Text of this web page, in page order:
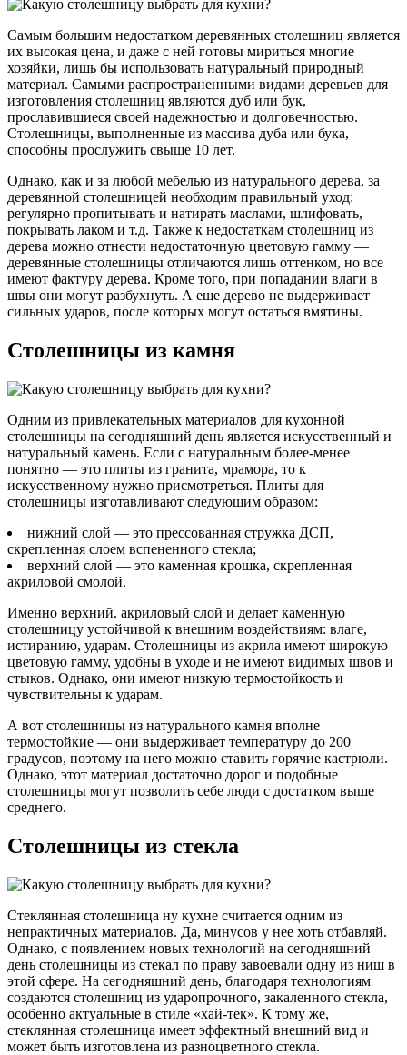
Самым большим недостатком деревянных столешниц является
их высокая цена, и даже с ней готовы мириться многие
хозяйки, лишь бы использовать натуральный природный
материал. Самыми распространенными видами деревьев для
изготовления столешниц являются дуб или бук,
прославившиеся своей надежностью и долговечностью.
Столешницы, выполненные из массива дуба или бука,
способны прослужить свыше 10 лет.
Однако, как и за любой мебелью из натурального дерева, за
деревянной столешницей необходим правильный уход:
регулярно пропитывать и натирать маслами, шлифовать,
покрывать лаком и т.д. Также к недостаткам столешниц из
дерева можно отнести недостаточную цветовую гамму —
деревянные столешницы отличаются лишь оттенком, но все
имеют фактуру дерева. Кроме того, при попадании влаги в
швы они могут разбухнуть. А еще дерево не выдерживает
сильных ударов, после которых могут остаться вмятины.
Столешницы из камня
Одним из привлекательных материалов для кухонной
столешницы на сегодняшний день является искусственный и
натуральный камень. Если с натуральным более-менее
понятно — это плиты из гранита, мрамора, то к
искусственному нужно присмотреться. Плиты для
столешницы изготавливают следующим образом:
нижний слой — это прессованная стружка ДСП,
скрепленная слоем вспененного стекла;
верхний слой — это каменная крошка, скрепленная
акриловой смолой.
Именно верхний. акриловый слой и делает каменную
столешницу устойчивой к внешним воздействиям: влаге,
истиранию, ударам. Столешницы из акрила имеют широкую
цветовую гамму, удобны в уходе и не имеют видимых швов и
стыков. Однако, они имеют низкую термостойкость и
чувствительны к ударам.
А вот столешницы из натурального камня вполне
термостойкие — они выдерживает температуру до 200
градусов, поэтому на него можно ставить горячие кастрюли.
Однако, этот материал достаточно дорог и подобные
столешницы могут позволить себе люди с достатком выше
среднего.
Столешницы из стекла
Стеклянная столешница ну кухне считается одним из
непрактичных материалов. Да, минусов у нее хоть отбавляй.
Однако, с появлением новых технологий на сегодняшний
день столешницы из стекал по праву завоевали одну из ниш в
этой сфере. На сегодняшний день, благодаря технологиям
создаются столешниц из ударопрочного, закаленного стекла,
особенно актуальные в стиле «хай-тек». К тому же,
стеклянная столешница имеет эффектный внешний вид и
может быть изготовлена из разноцветного стекла.